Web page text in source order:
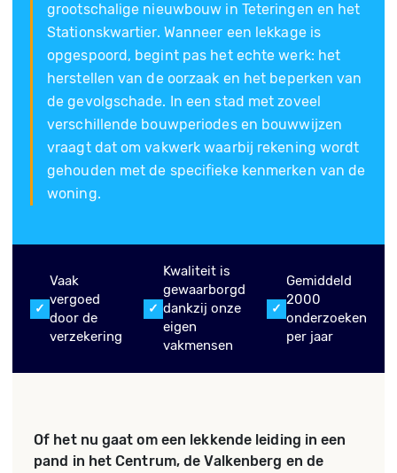
grootschalige nieuwbouw in Teteringen en het
Stationskwartier. Wanneer een lekkage is
opgespoord, begint pas het echte werk: het
herstellen van de oorzaak en het beperken van
de gevolgschade. In een stad met zoveel
verschillende bouwperiodes en bouwwijzen
vraagt dat om vakwerk waarbij rekening wordt
gehouden met de specifieke kenmerken van de
woning.
Vaak
vergoed
door de
verzekering
Kwaliteit is
gewaarborgd
dankzij onze
eigen
vakmensen
Gemiddeld
2000
onderzoeken
per jaar
Of het nu gaat om een lekkende leiding in een
pand in het Centrum, de Valkenberg en de